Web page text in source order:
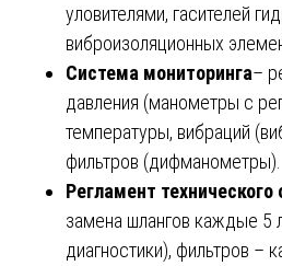
уловителями, гасителей
виброизоляционных
Система мониторинга–
давления (манометры с
температуры, вибраций
фильтров (дифманометры).
Регламент
замена шлангов каждые 5
диагностики), фильтров –